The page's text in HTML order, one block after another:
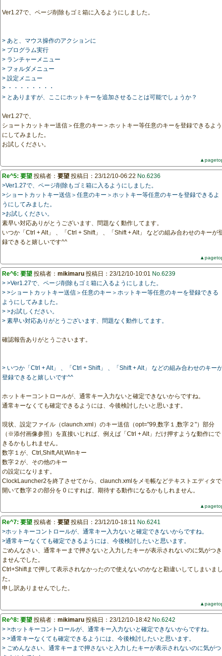
Ver1.27で、ページ削除もゴミ箱に入るようにしました。
> あと、マウス操作のアクションに
> プログラム実行
> ランチャーメニュー
> フォルダメニュー
> 設定メニュー
> ・・・・・・・・
> とありますが、ここにホットキーを追加させることは可能でしょうか？
Ver1.27で、
ショートカットキー送信＞任意のキー＞ホットキー等任意のキーを登録できるよう
にしてみました。
お試しください。
Re^5: 要望 投稿者： 要望 投稿日：23/12/10-06:22 No.6236
>Ver1.27で、ページ削除もゴミ箱に入るようにしました。
>ショートカットキー送信＞任意のキー＞ホットキー等任意のキーを登録できるよ
うにしてみました。
>お試しください。
素早い対応ありがとうございます、問題なく動作してます。
いつか「Ctrl + Alt」 、「Ctrl + Shift」 、「Shift + Alt」 などの組み合わせのキーが
録できると嬉しいです^^
Re^6: 要望 投稿者： mikimaru 投稿日：23/12/10-10:01 No.6239
> >Ver1.27で、ページ削除もゴミ箱に入るようにしました。
> >ショートカットキー送信＞任意のキー＞ホットキー等任意のキーを登録できる
ようにしてみました。
> >お試しください。
> 素早い対応ありがとうございます、問題なく動作してます。
確認報告ありがとうごさいます。
> いつか「Ctrl + Alt」 、「Ctrl + Shift」 、「Shift + Alt」 などの組み合わせのキー
登録できると嬉しいです^^
ホットキーコントロールが、通常キー入力ないと確定できないからですね。
通常キーなくても確定できるようには、今後検討したいと思います。
現状、設定ファイル（claunch.xml）のキー送信（opt="99,数字１,数字２"）部分
（※添付画像参照）を直接いじれば、例えば「Ctrl + Alt」だけ押すような動作にで
きるかもしれません。
数字１が、Ctrl,Shift,Alt,Winキー
数字２が、その他のキー
の設定になります。
ClockLauncher2を終了させてから、claunch.xmlをメモ帳などテキストエディタで
開いて数字２の部分を 0 にすれば、期待する動作になるかもしれません。
Re^7: 要望 投稿者： 要望 投稿日：23/12/10-18:11 No.6241
>ホットキーコントロールが、通常キー入力ないと確定できないからですね。
>通常キーなくても確定できるようには、今後検討したいと思います。
ごめんなさい、通常キーまで押さないと入力したキーが表示されないのに気がつき
ませんでした。
Ctrl+Shiftまで押して表示されなかったので使えないのかなと勘違いしてしまいま
た。
申し訳ありませんでした。
Re^8: 要望 投稿者： mikimaru 投稿日：23/12/10-18:42 No.6242
> >ホットキーコントロールが、通常キー入力ないと確定できないからですね。
> >通常キーなくても確定できるようには、今後検討したいと思います。
> ごめんなさい、通常キーまで押さないと入力したキーが表示されないのに気がつ